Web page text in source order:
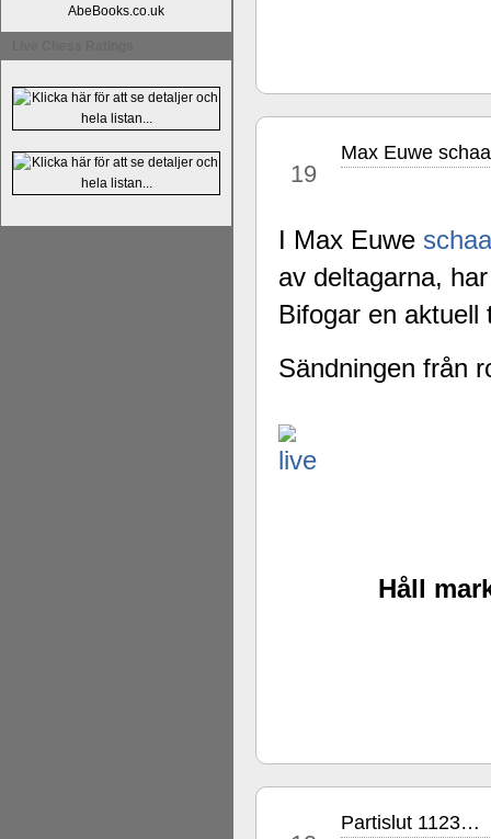
AbeBooks.co.uk
19
Max Euwe
I Max Euwe
av deltagarna,
Bifogar en aktuell
Sändningen från
Håll
Partislut 1123…